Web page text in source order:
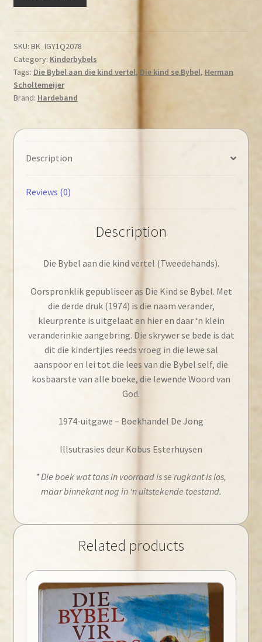
Bybel
aan
die
kind
vertel
quantity
SKU: BK_IGY1Q2078
Category: Kinderbybels
Tags: Die Bybel aan die kind vertel, Die kind se Bybel, Herman
Scholtemeijer
Brand: Hardeband
Description
Reviews (0)
Description
Die Bybel aan die kind vertel (Tweedehands).
Oorspronklik gepubliseer as Die Kind se Bybel. Met
die derde druk (1974) is die naam verander,
kleurprente is uitgelaat en hier en daar ‘n klein
veranderinkie aangebring. Die skrywer se bede is dat
dit die kindertjies reeds vroeg in die lewe sal
aanspoor en lei tot die lees van die Bybel self, die
kosbaarste van alle boeke, die lewende Woord van
God.
1974-uitgawe – Boekhandel De Jong
Illsutrasies deur Kobus Esterhuysen
* Die boek wat tans in voorraad is se rugkant is los,
maar binnekant nog in ‘n uitstekende toestand.
Related products